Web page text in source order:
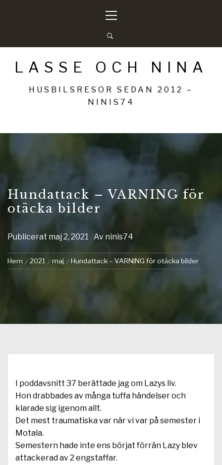
meny
LASSE OCH NINA
HUSBILSRESOR SEDAN 2012 –
NINIS74
Hundattack – VARNING för
otäcka bilder
Publicerat maj 2, 2021 Av ninis74
Hem 2021 maj Hundattack – VARNING för otäcka bilder
I poddavsnitt 37 berättade jag om Lazys liv.
Hon drabbades av många tuffa händelser och
klarade sig igenom allt.
Det mest traumatiska var när vi var på semester i
Motala.
Semestern hade inte ens börjat förrän Lazy blev
attackerad av 2 engstaffar.